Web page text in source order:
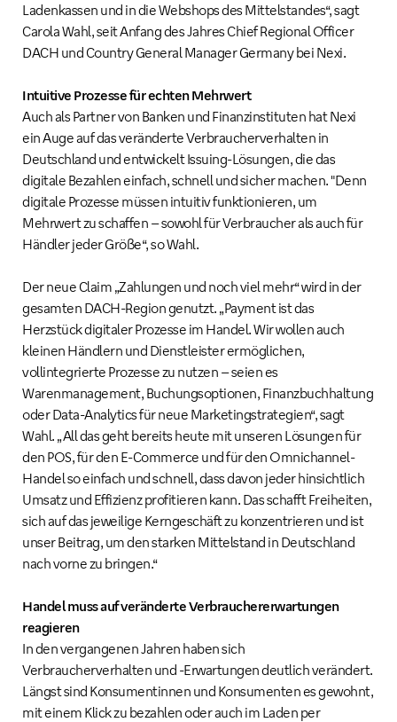
Ladenkassen und in die Webshops des Mittelstandes“, sagt
Carola Wahl, seit Anfang des Jahres Chief Regional Officer
DACH und Country General Manager Germany bei Nexi.
Intuitive Prozesse für echten Mehrwert
Auch als Partner von Banken und Finanzinstituten hat Nexi
ein Auge auf das veränderte Verbraucherverhalten in
Deutschland und entwickelt Issuing-Lösungen, die das
digitale Bezahlen einfach, schnell und sicher machen. "Denn
digitale Prozesse müssen intuitiv funktionieren, um
Mehrwert zu schaffen – sowohl für Verbraucher als auch für
Händler jeder Größe“, so Wahl.
Der neue Claim „Zahlungen und noch viel mehr“ wird in der
gesamten DACH-Region genutzt. „Payment ist das
Herzstück digitaler Prozesse im Handel. Wir wollen auch
kleinen Händlern und Dienstleister ermöglichen,
vollintegrierte Prozesse zu nutzen – seien es
Warenmanagement, Buchungsoptionen, Finanzbuchhaltung
oder Data-Analytics für neue Marketingstrategien“, sagt
Wahl. „All das geht bereits heute mit unseren Lösungen für
den POS, für den E-Commerce und für den Omnichannel-
Handel so einfach und schnell, dass davon jeder hinsichtlich
Umsatz und Effizienz profitieren kann. Das schafft Freiheiten,
sich auf das jeweilige Kerngeschäft zu konzentrieren und ist
unser Beitrag, um den starken Mittelstand in Deutschland
nach vorne zu bringen.“
Handel muss auf veränderte Verbrauchererwartungen
reagieren
In den vergangenen Jahren haben sich
Verbraucherverhalten und -Erwartungen deutlich verändert.
Längst sind Konsumentinnen und Konsumenten es gewohnt,
mit einem Klick zu bezahlen oder auch im Laden per